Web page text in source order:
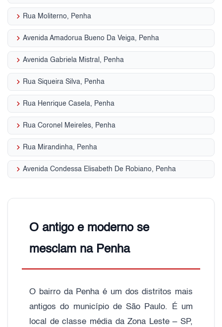
keyboard_arrow_right Rua Moliterno, Penha
keyboard_arrow_right Avenida Amadorua Bueno Da Veiga, Penha
keyboard_arrow_right Avenida Gabriela Mistral, Penha
keyboard_arrow_right Rua Siqueira Silva, Penha
keyboard_arrow_right Rua Henrique Casela, Penha
keyboard_arrow_right Rua Coronel Meireles, Penha
keyboard_arrow_right Rua Mirandinha, Penha
keyboard_arrow_right Avenida Condessa Elisabeth De Robiano, Penha
O antigo e moderno se
mesclam na Penha
O bairro da Penha é um dos distritos mais
antigos do município de São Paulo. É um
local de classe média da Zona Leste – SP,